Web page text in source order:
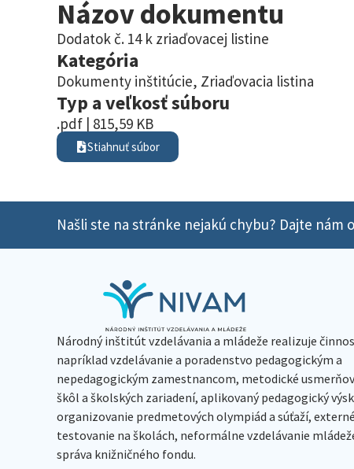
Názov dokumentu
Dodatok č. 14 k zriaďovacej listine
Kategória
Dokumenty inštitúcie, Zriaďovacia listina
Typ a veľkosť súboru
.pdf | 815,59 KB
Stiahnuť súbor
Našli ste na stránke nejakú chybu? Dajte nám
Národný inštitút vzdelávania a mládeže realizuje
napríklad vzdelávanie a poradenstvo pedagogickým a
nepedagogickým zamestnancom, metodické
škôl a školských zariadení, aplikovaný pedagogický
organizovanie predmetových olympiád a súťaží, externé
testovanie na školách, neformálne vzdelávanie
správa knižničného fondu.